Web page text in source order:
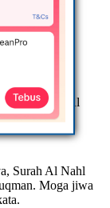
dalam
takwil.
juga surah Al
hatinya.
Surah Al Nahl
Moga jiwa